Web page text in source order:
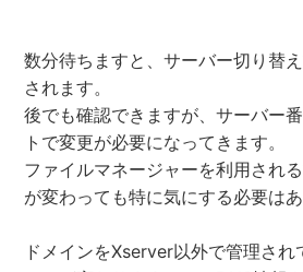
数分待ちますと、サーバー切り替
されます。
後でも確認できますが、サーバー
トで変更が必要になってきます。
ファイルマネージャーを利用され
が変わっても特に気にする必要はあ
ドメインをXserver以外で管理され